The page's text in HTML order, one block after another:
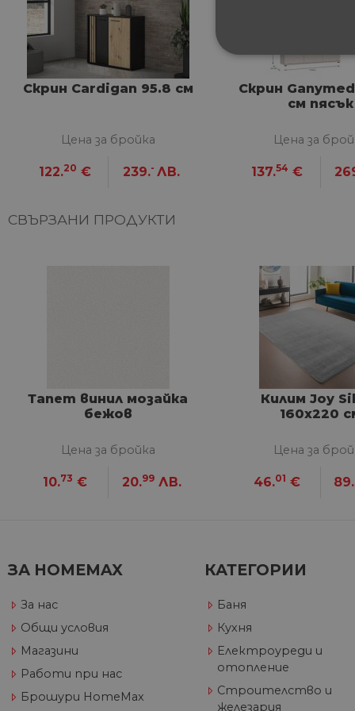
Скрин Cardigan 95.8 см
Цена за бройка
122.20 € 239.- ЛВ.
Скрин
см пясък
Цена за
137.54 €
СВЪРЗАНИ ПРОДУКТИ
Тапет винил мозайка
бежов
Цена за бройка
10.73 € 20.99 ЛВ.
Килим Joy
160х220
Цена за
46.01 € 89.
ЗА HOMEMAX
За нас
Общи условия
Магазини
Работи при нас
Брошури HomeMax
КАТЕГОРИИ
Баня
Кухня
Електроуреди и
отопление
Строителство и
железария
СТРОГО
Строго
__cf_bm
G_ENABLED_IDPS
CookieScriptConsent
__utmb
_ga_32J9YV418P
__utmc
YSC
IDE
GeneralAppGenSession
Google Privacy